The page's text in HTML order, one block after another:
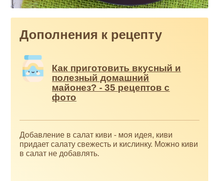
Дополнения к рецепту
Как приготовить вкусный и
полезный домашний
майонез? - 35 рецептов с
фото
Добавление в салат киви - моя идея, киви
придает салату свежесть и кислинку. Можно киви
в салат не добавлять.